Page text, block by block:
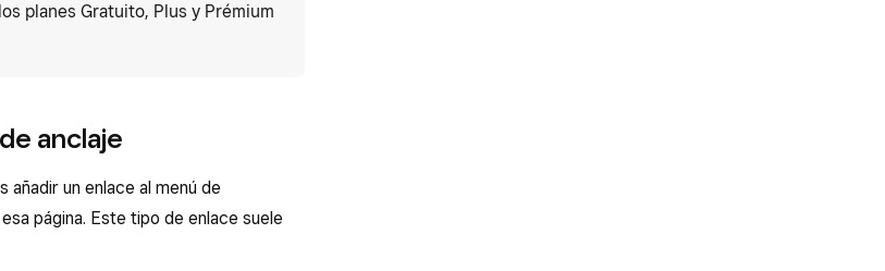
planes Gratuito, Plus y Prémium
anclaje
añadir un enlace al menú de
página. Este tipo de enlace suele